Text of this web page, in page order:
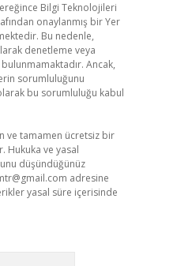
Bilgi Teknolojileri
onaylanmış bir Yer
Bu nedenle,
denetleme veya
Ancak,
sorumluluğunu
bu sorumluluğu kabul
ve tamamen ücretsiz bir
Hukuka ve yasal
düşündüğünüz
adresine
yasal süre içerisinde